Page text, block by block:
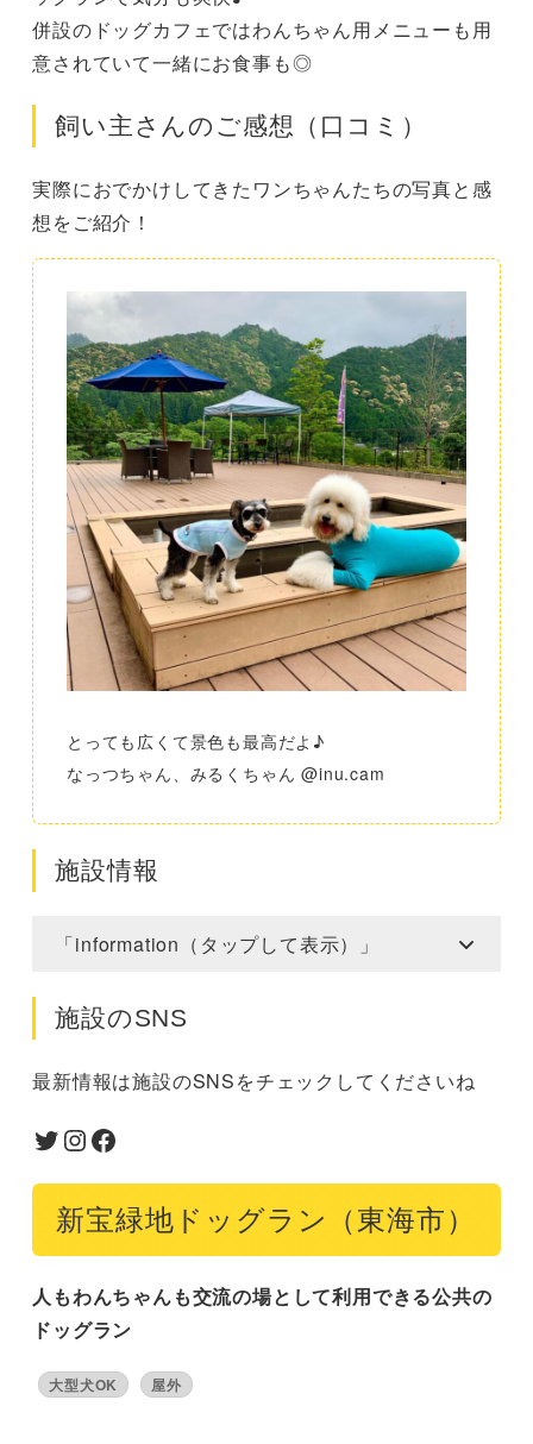
併設のドッグカフェではわんちゃん用メニューも用
意されていて一緒にお食事も◎
飼い主さんのご感想（口コミ）
実際におでかけしてきたワンちゃんたちの写真と感
想をご紹介！
とっても広くて景色も最高だよ♪
なっつちゃん、みるくちゃん @inu.cam
施設情報
「information（タップして表示）」
施設のSNS
最新情報は施設のSNSをチェックしてくださいね
Twitter
Instagram
Facebook
新宝緑地ドッグラン（東海市）
人もわんちゃんも交流の場として利用できる公共の
ドッグラン
大型犬OK 屋外